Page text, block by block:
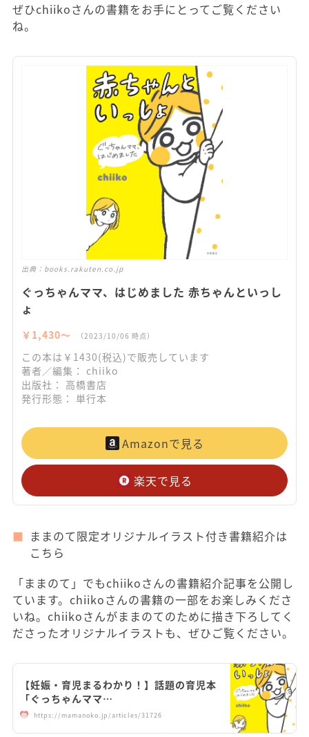
ぜひchiikoさんの書籍をお手にとってご覧ください
ね。
出典： books.rakuten.co.jp
ぐっちゃんママ、はじめました 赤ちゃんといっし
ょ
￥1,430〜 （2023/10/06 時点）
この本は￥1430(税込)で販売しています
著者／編集： chiiko
出版社： 高橋書店
発行形態： 単行本
Amazonで見る
楽天で見る
ままのて限定オリジナルイラスト付き書籍紹介は
こちら
「ままのて」でもchiikoさんの書籍紹介記事を公開し
ています。chiikoさんの書籍の一部をお楽しみくださ
いね。chiikoさんがままのてのために描き下ろしてく
ださったオリジナルイラストも、ぜひご覧ください。
【妊娠・育児まるわかり！】話題の育児本
「ぐっちゃんママ…
https://mamanoko.jp/articles/31726